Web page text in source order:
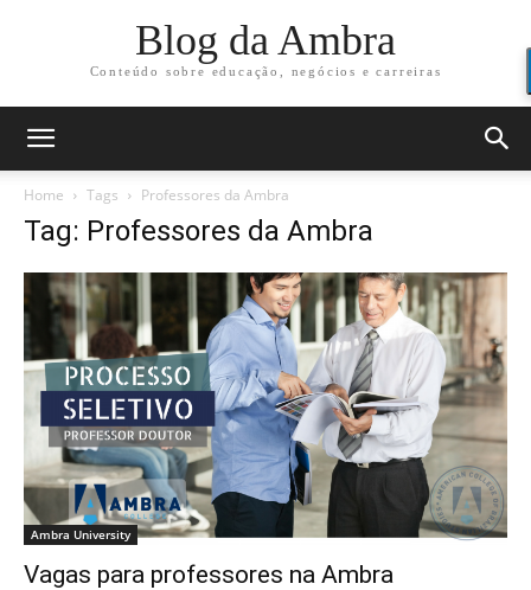
Blog da Ambra
Conteúdo sobre educação, negócios e carreiras
Home Tags Professores da Ambra
Tag: Professores da Ambra
Ambra University
Vagas para professores na Ambra